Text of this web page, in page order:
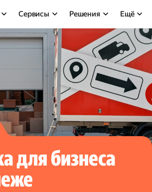
Сервисы Решения Ещё
для бизнеса